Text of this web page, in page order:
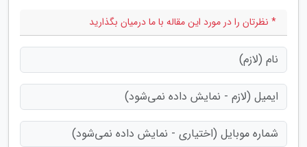
* نظرتان را در مورد این مقاله با ما درمیان بگذارید